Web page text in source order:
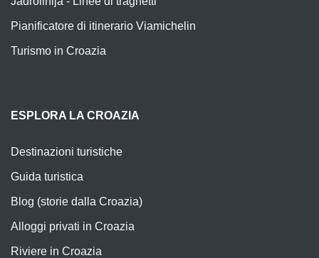
Pianificatore di itinerario Viamichelin
Turismo in Croazia
ESPLORA LA CROAZIA
Destinazioni turistiche
Guida turistica
Blog (storie dalla Croazia)
Alloggi privati in Croazia
Riviere in Croazia